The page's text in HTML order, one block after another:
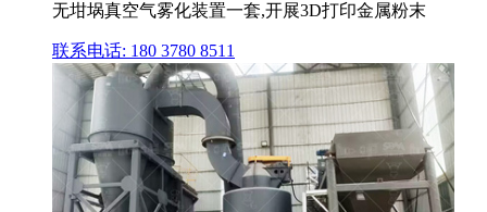
无坩埚真空气雾化装置一套,开展3D打印金属粉末
联系电话: 180 3780 8511